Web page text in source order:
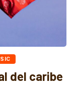
del caribe